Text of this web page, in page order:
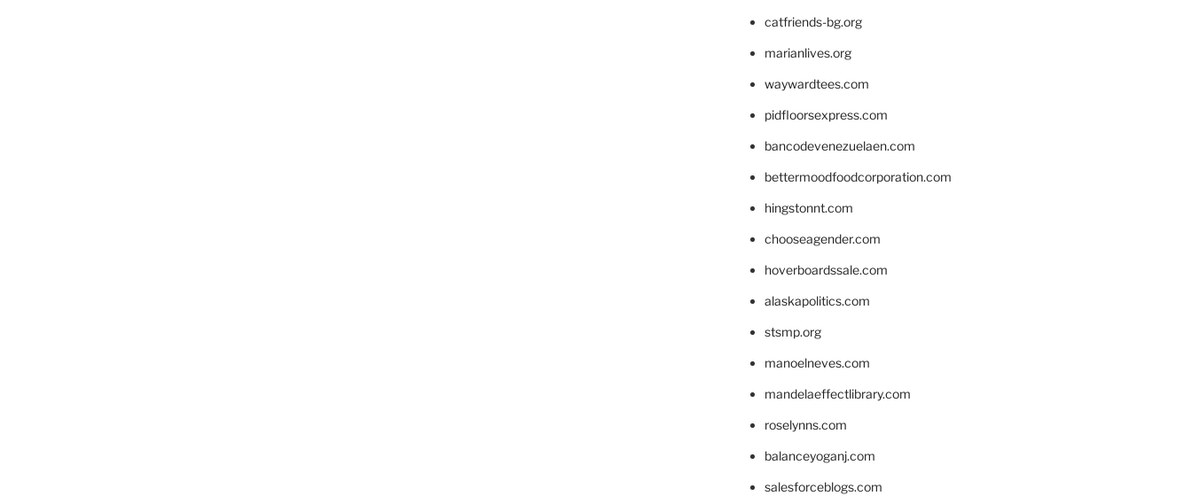
catfriends-bg.org
marianlives.org
waywardtees.com
pidfloorsexpress.com
bancodevenezuelaen.com
bettermoodfoodcorporation.com
hingstonnt.com
chooseagender.com
hoverboardssale.com
alaskapolitics.com
stsmp.org
manoelneves.com
mandelaeffectlibrary.com
roselynns.com
balanceyoganj.com
salesforceblogs.com